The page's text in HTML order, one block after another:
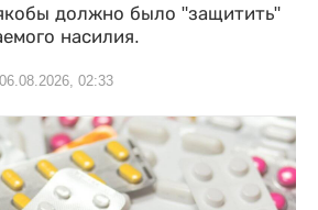
должно было "защитить"
насилия.
06.08.2026, 02:33